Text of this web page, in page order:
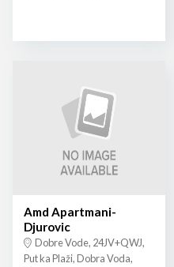
Amd Apartmani-
Djurovic
Dobre Vode, 24JV+QWJ,
Put ka Plaži, Dobra Voda,